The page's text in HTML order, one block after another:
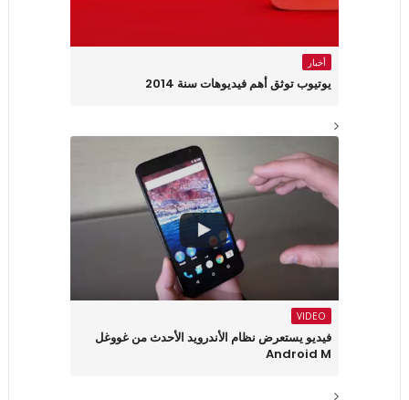
أخبار
يوتيوب توثق أهم فيديوهات سنة 2014
VIDEO
فيديو يستعرض نظام الأندرويد الأحدث من غووغل
Android M